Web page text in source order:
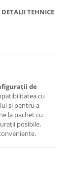
TEHNICE
de
cu
și pentru a
la pachet cu
posibile,